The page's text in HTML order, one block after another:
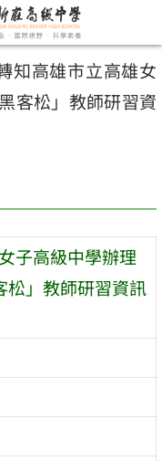
知高雄市立高雄女
客松」教師研習資
子高級中學辦理
松」教師研習資訊